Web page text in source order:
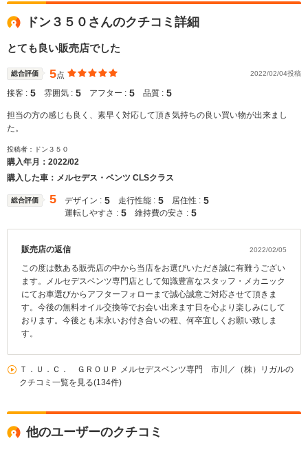
ドン３５０さんのクチコミ詳細
とても良い販売店でした
総合評価 5点 2022/02/04投稿
接客 : 5 雰囲気 : 5 アフター : 5 品質 : 5
担当の方の感じも良く、素早く対応して頂き気持ちの良い買い物が出来まし
た。
投稿者：ドン３５０
購入年月： 2022/02
購入した車：メルセデス・ベンツ CLSクラス
総合評価 5 デザイン : 5 走行性能 : 5 居住性 : 5
運転しやすさ : 5 維持費の安さ : 5
販売店の返信 2022/02/05
この度は数ある販売店の中から当店をお選びいただき誠に有難うござい
ます。メルセデスベンツ専門店として知識豊富なスタッフ・メカニック
にてお車選びからアフターフォローまで誠心誠意ご対応させて頂きま
す。今後の無料オイル交換等でお会い出来ます日を心より楽しみにして
おります。今後とも末永いお付き合いの程、何卒宜しくお願い致しま
す。
Ｔ．Ｕ．Ｃ． ＧＲＯＵＰ メルセデスベンツ専門 市川／（株）リガルの
クチコミ一覧を見る(134件)
他のユーザーのクチコミ